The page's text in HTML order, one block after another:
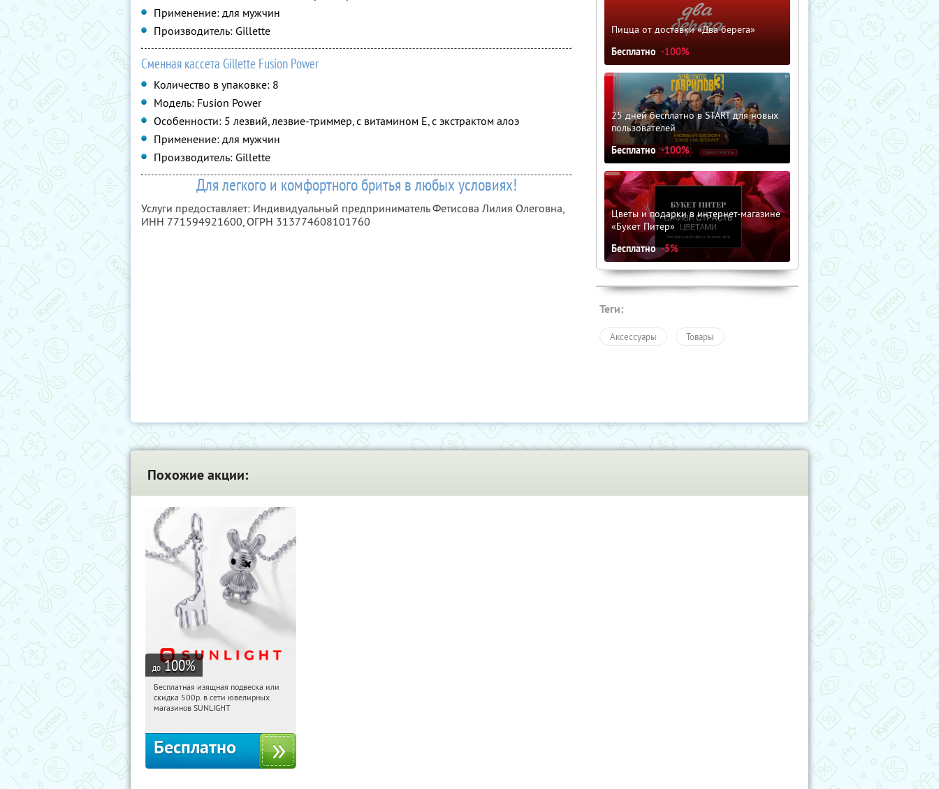
Применение: для мужчин
Производитель: Gillette
Сменная кассета Gillette Fusion Power
Количество в упаковке: 8
Модель: Fusion Power
Особенности: 5 лезвий, лезвие-триммер, с витамином Е, с экстрактом алоэ
Применение: для мужчин
Производитель: Gillette
Для легкого и комфортного бритья в любых условиях!
Услуги предоставляет: Индивидуальный предприниматель Фетисова Лилия Олеговна,
ИНН 771594921600, ОГРН 313774608101760
Пицца от доставки «Два берега»
Бесплатно -100%
25 дней бесплатно в START для новых
пользователей
Бесплатно -100%
Цветы и подарки в интернет-магазине
«Букет Питер»
Бесплатно -5%
Теги:
Аксессуары Товары
Похожие акции:
до 100%
13:34:21 Получили:
Россия
Бесплатная изящная подвеска или
скидка 500р. в сети ювелирных
магазинов SUNLIGHT
Бесплатно